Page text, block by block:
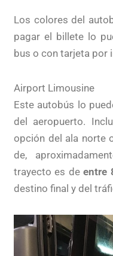
Los colores del
pagar el billete lo
bus o con tarjeta por
Airport Limousine
Este autobús lo
del aeropuerto.
opción del ala norte
de,
trayecto es deentre
destino final y del